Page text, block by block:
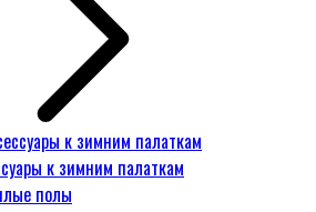
к зимним палаткам